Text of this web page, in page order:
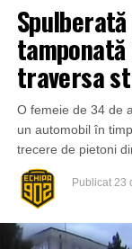
traversa
O femeie de 34 de
un automobil în
trecere de pietoni
Publicat 23